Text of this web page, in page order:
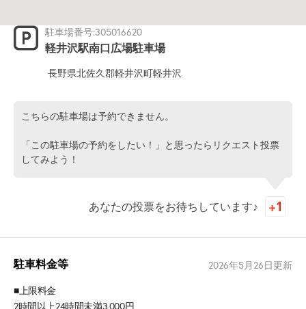
駐車場番号:305016620
軽井沢駅南口広場駐車場
長野県北佐久郡軽井沢町軽井沢
こちらの駐車場は予約できません。
「この駐車場の予約をしたい！」と思ったらリクエスト投票
してみよう！
あなたの投票をお待ちしています♪
駐車料金等 2026年5月26日更新
■上限料金
2時間以上24時間未満3,000円